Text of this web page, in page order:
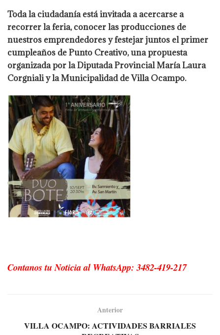
Toda la ciudadanía está invitada a acercarse a
recorrer la feria, conocer las producciones de
nuestros emprendedores y festejar juntos el primer
cumpleaños de Punto Creativo, una propuesta
organizada por la Diputada Provincial María Laura
Corgniali y la Municipalidad de Villa Ocampo.
Contanos tu Noticia al WhatsApp: 3482-419-217
Anterior
VILLA OCAMPO: ACTIVIDADES BARRIALES